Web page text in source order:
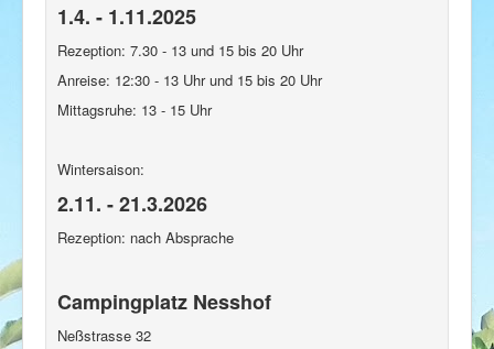
1.4. - 1.11.2025
Rezeption: 7.30 - 13 und 15 bis 20 Uhr
Anreise: 12:30 - 13 Uhr und 15 bis 20 Uhr
Mittagsruhe: 13 - 15 Uhr
Wintersaison:
2.11. - 21.3.2026
Rezeption: nach Absprache
Campingplatz Nesshof
Neßstrasse 32